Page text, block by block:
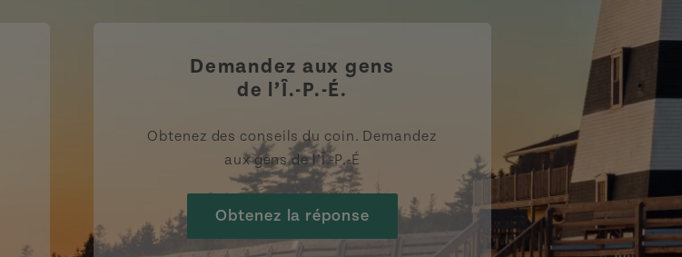
Demandez aux gens
de l’Î.-P.-É.
Obtenez des conseils du coin. Demandez
aux gens de l’Î.-P.-É
Obtenez la réponse